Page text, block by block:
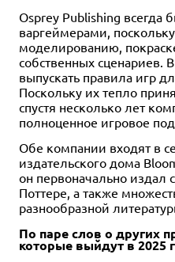
Osprey Publishing всегда
варгеймерами,
моделированию,
собственных сценариев.
выпускать правила игр
Поскольку их тепло
спустя несколько лет
полноценное игровое
Обе компании входят в
издательского дома
он первоначально издал
Поттере, а также
разнообразной
По паре слов о других
которые выйдут в 2025